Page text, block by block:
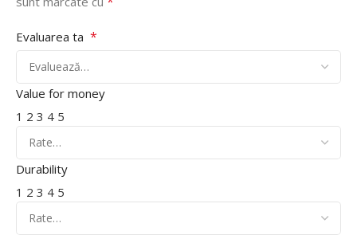
Evaluarea ta *
Value for money
1 2 3 4 5
Durability
1 2 3 4 5